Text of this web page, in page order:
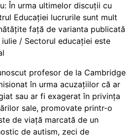
În urma ultimelor discuții cu
Educației lucrurile sunt mult
față de varianta publicată
iulie / Sectorul educației este
profesor de la Cambridge
în urma acuzațiilor că ar
sau ar fi exagerat în privința
sale, promovate printr-o
de viață marcată de un
de autism, zeci de